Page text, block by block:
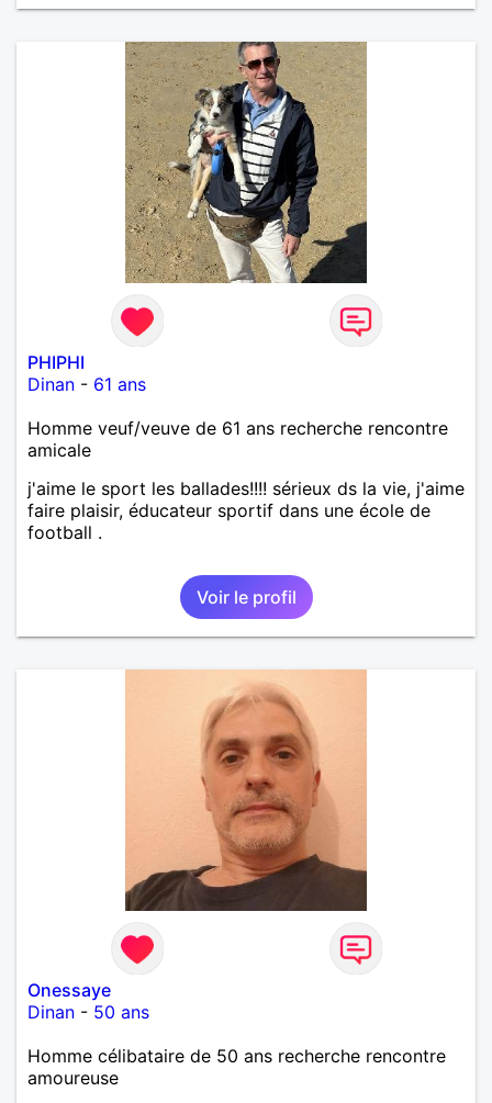
PHIPHI
Dinan - 61 ans
Homme veuf/veuve de 61 ans recherche rencontre
amicale
j'aime le sport les ballades!!!! sérieux ds la vie, j'aime
faire plaisir, éducateur sportif dans une école de
football .
Voir le profil
Onessaye
Dinan - 50 ans
Homme célibataire de 50 ans recherche rencontre
amoureuse